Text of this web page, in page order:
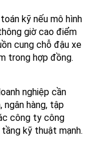
kỹ nếu mô hình
giờ cao điểm
cung chỗ đậu xe
trong hợp đồng.
nghiệp cần
ngân hàng, tập
công ty công
kỹ thuật mạnh.